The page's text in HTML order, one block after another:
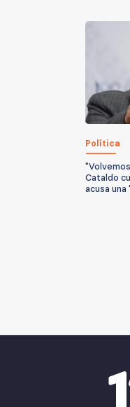
Política
Cataldo
acusa